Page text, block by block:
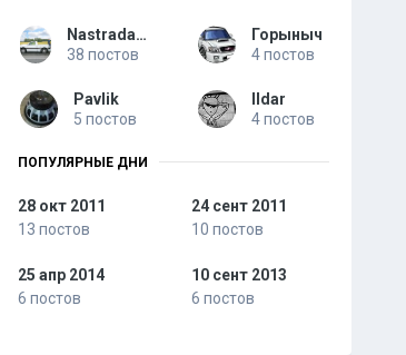
Nastradamus
38 постов
Горыныч
4 постов
Pavlik
5 постов
Ildar
4 постов
ПОПУЛЯРНЫЕ ДНИ
28 окт 2011
13 постов
24 сент 2011
10 постов
25 апр 2014
6 постов
10 сент 2013
6 постов